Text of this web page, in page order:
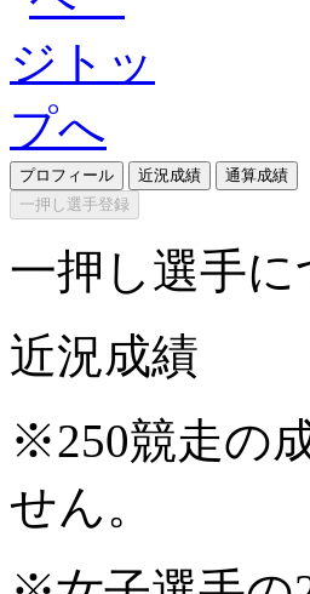
プロフィール 近況成績
通算成績
一押し選手登録
一押し選手に
近況成績
※250競走の
せん。